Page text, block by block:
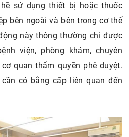
sử dụng thiết bị hoặc thuốc
bên ngoài và bên trong cơ thể
này thông thường chỉ được
viện, phòng khám, chuyên
quan thẩm quyền phê duyệt.
có bằng cấp liên quan đến